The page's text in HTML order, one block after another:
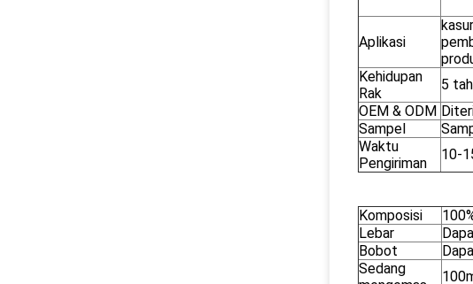
Aplikasi
Kehidupan
Rak
5
OEM & ODM
Sampel
Waktu
Pengiriman
10-
Komposisi
Lebar
Bobot
Sedang